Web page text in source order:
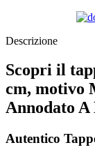
Descrizione
Scopri il
cm, motivo
Annodato A
Autentico